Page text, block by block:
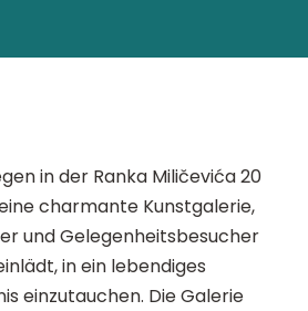
in der Ranka Miličevića 20
charmante Kunstgalerie,
und Gelegenheitsbesucher
in ein lebendiges
einzutauchen. Die Galerie